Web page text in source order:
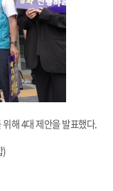
해 4대 제안을 발표했다.
)